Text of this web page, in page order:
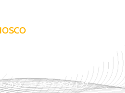
2930 | 47 3512-0530 | 27